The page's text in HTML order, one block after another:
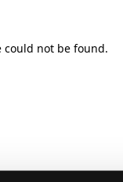
could not be found.